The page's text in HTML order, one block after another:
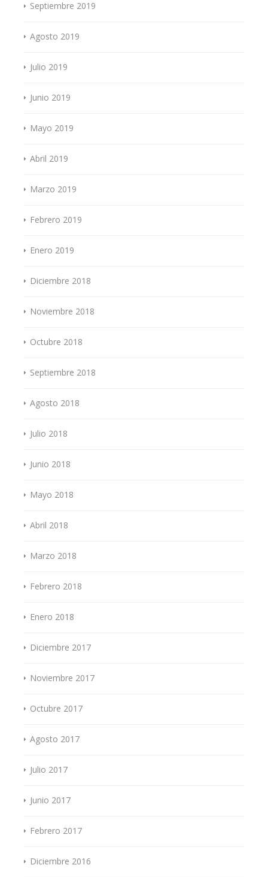
Septiembre 2019
Agosto 2019
Julio 2019
Junio 2019
Mayo 2019
Abril 2019
Marzo 2019
Febrero 2019
Enero 2019
Diciembre 2018
Noviembre 2018
Octubre 2018
Septiembre 2018
Agosto 2018
Julio 2018
Junio 2018
Mayo 2018
Abril 2018
Marzo 2018
Febrero 2018
Enero 2018
Diciembre 2017
Noviembre 2017
Octubre 2017
Agosto 2017
Julio 2017
Junio 2017
Febrero 2017
Diciembre 2016